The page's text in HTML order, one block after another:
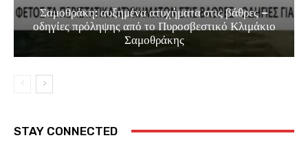
Σαμοθράκη: αυξημένα ατυχήματα στις βάθρες –
οδηγίες πρόληψης από το Πυροσβεστικό Κλιμάκιο
Σαμοθράκης
STAY CONNECTED